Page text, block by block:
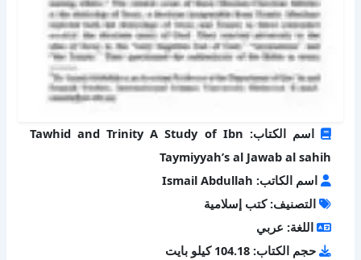
اسم الكتاب: Tawhid and Trinity A Study of Ibn
Taymiyyah’s al Jawab al sahih
اسم الكاتب: Ismail Abdullah
التصنيف: كتب إسلامية
اللغة: عربي
حجم الكتاب: 104.18 كيلو بايت